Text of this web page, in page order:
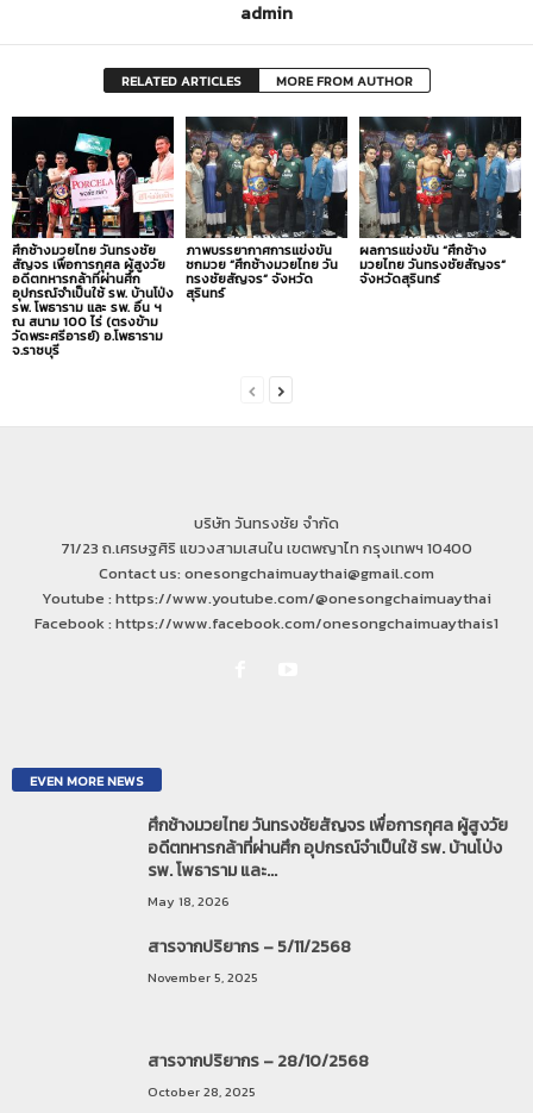
admin
RELATED ARTICLES MORE FROM AUTHOR
ศึกช้างมวยไทย วันทรงชัย
สัญจร เพื่อการกุศล ผู้สูงวัย
อดีตทหารกล้าที่ผ่านศึก
อุปกรณ์จำเป็นใช้ รพ. บ้านโป่ง
รพ. โพธาราม และ รพ. อื่น ฯ
ณ สนาม 100 ไร่ (ตรงข้าม
วัดพระศรีอารย์) อ.โพธาราม
จ.ราชบุรี
ภาพบรรยากาศการแข่งขัน
ชกมวย “ศึกช้างมวยไทย วัน
ทรงชัยสัญจร” จังหวัด
สุรินทร์
ผลการแข่งขัน “ศึกช้าง
มวยไทย วันทรงชัยสัญจร”
จังหวัดสุรินทร์
บริษัท วันทรงชัย จำกัด
71/23 ถ.เศรษฐศิริ แขวงสามเสนใน เขตพญาไท กรุงเทพฯ 10400
Contact us: onesongchaimuaythai@gmail.com
Youtube : https://www.youtube.com/@onesongchaimuaythai
Facebook : https://www.facebook.com/onesongchaimuaythais1
EVEN MORE NEWS
ศึกช้างมวยไทย วันทรงชัยสัญจร เพื่อการกุศล ผู้สูงวัย
อดีตทหารกล้าที่ผ่านศึก อุปกรณ์จำเป็นใช้ รพ. บ้านโป่ง
รพ. โพธาราม และ...
May 18, 2026
สารจากปริยากร – 5/11/2568
November 5, 2025
สารจากปริยากร – 28/10/2568
October 28, 2025